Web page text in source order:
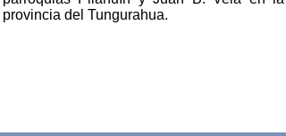
provincia del Tungurahua.